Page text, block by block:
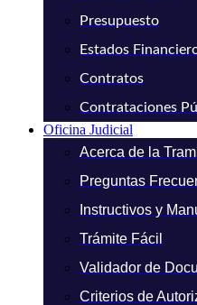
Presupuesto
Estados
Contratos
Contrataciones
Oficina Judicial
Acerca de la
Preguntas
Instructivos y
Trámite Fácil
Validador de
Criterios de